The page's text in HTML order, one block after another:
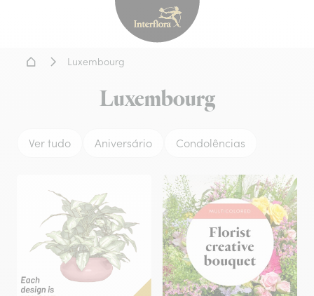
Interflora - entrega de
Home
Luxembourg
Luxembourg
Ver tudo Aniversário Condolências